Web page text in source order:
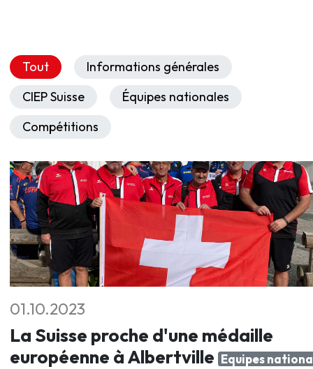
Tout
Informations générales
CIEP Suisse
Équipes nationales
Compétitions
01.10.2023
La Suisse proche d'une médaille
européenne à Albertville Equipes